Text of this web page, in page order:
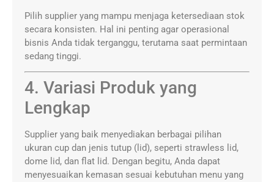
Pilih supplier yang mampu menjaga ketersediaan stok
secara konsisten. Hal ini penting agar operasional
bisnis Anda tidak terganggu, terutama saat permintaan
sedang tinggi.
4. Variasi Produk yang
Lengkap
Supplier yang baik menyediakan berbagai pilihan
ukuran cup dan jenis tutup (lid), seperti strawless lid,
dome lid, dan flat lid. Dengan begitu, Anda dapat
menyesuaikan kemasan sesuai kebutuhan menu yang